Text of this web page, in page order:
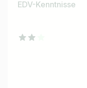
EDV-Kenntnisse